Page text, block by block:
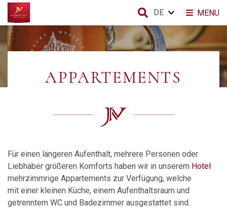
APPARTEMENTS
Für einen längeren Aufenthalt, mehrere Personen oder
Liebhaber größeren Komforts haben wir in unserem Hotel
mehrzimmrige Appartements zur Verfügung, welche
mit einer kleinen Küche, einem Aufenthaltsraum und
getrenntem WC und Badezimmer ausgestattet sind.
MENU
DE